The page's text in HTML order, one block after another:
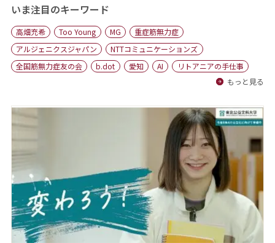
おすすめコンテンツ
出版物
会社概要
いま注目のキーワード
高畑充希 Too Young MG
重症筋無力症
アルジェニクスジャパン
NTTコミュニケーションズ
全国筋無力症友の会
b.dot 愛知 AI
リトアニアの手仕事
もっと見る